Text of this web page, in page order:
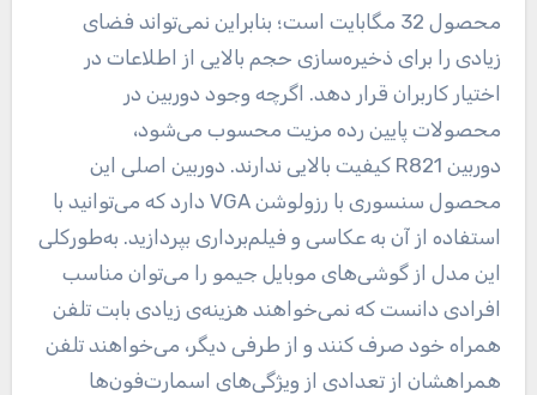
محصول 32 مگابایت است؛ بنابراین نمی‌تواند فضای
زیادی را برای ذخیره‌سازی حجم بالایی از اطلاعات در
اختیار کاربران قرار دهد. اگرچه وجود دوربین در
محصولات پایین رده مزیت محسوب می‌شود،
دوربینR821 کیفیت بالایی ندارند. دوربین اصلی این
محصول سنسوری با رزولوشنVGA دارد که می‌توانید با
استفاده از آن به عکاسی و فیلم‌برداری بپردازید. به‌طورکلی
این مدل از گوشی‌های موبایل جیمو را می‌توان مناسب
افرادی دانست که نمی‌خواهند هزینه‌ی زیادی بابت تلفن
همراه خود صرف کنند و از طرفی دیگر، می‌خواهند تلفن
همراهشان از تعدادی از ویژگی‌های اسمارت‌فون‌ها